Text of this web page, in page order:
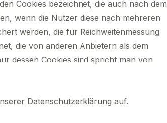
Cookies bezeichnet, die auch nach dem
wenn die Nutzer diese nach mehreren
werden, die für Reichweitenmessung
die von anderen Anbietern als dem
dessen Cookies sind spricht man von
Datenschutzerklärung auf.